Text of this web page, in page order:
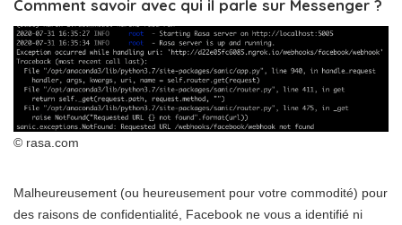
Comment savoir avec qui il parle sur Messenger ?
© rasa.com
Malheureusement (ou heureusement pour votre commodité) pour
des raisons de confidentialité, Facebook ne vous a identifié ni